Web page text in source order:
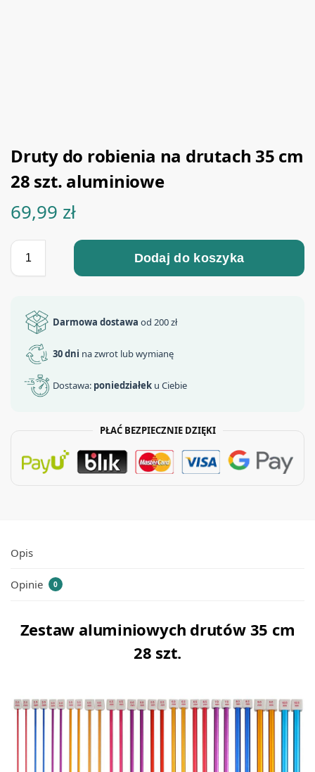
Druty do robienia na drutach 35 cm
28 szt. aluminiowe
69,99 zł
Dodaj do koszyka
Darmowa dostawa od 200 zł
30 dni na zwrot lub wymianę
Dostawa: poniedziałek u Ciebie
PŁAĆ BEZPIECZNIE DZIĘKI
Opis
Opinie 0
Zestaw aluminiowych drutów 35 cm
28 szt.